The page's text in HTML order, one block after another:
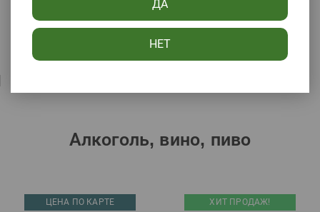
ДА
НЕТ
Сортировать по:
Алкоголь, вино, пиво
ЦЕНА ПО КАРТЕ
ХИТ ПРОДАЖ!